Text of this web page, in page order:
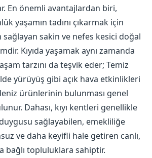
En önemli avantajlardan biri,
yaşamın tadını çıkarmak için
sakin ve nefes kesici doğal
Kıyıda yaşamak aynı zamanda
tarzını da teşvik eder; Temiz
yürüyüş gibi açık hava etkinlikleri
ürünlerinin bulunması genel
Dahası, kıyı kentleri genellikle
sağlayabilen, emekliliğe
ve daha keyifli hale getiren canlı,
bağlı topluluklara sahiptir.